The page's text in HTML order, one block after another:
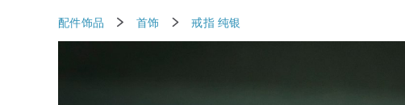
配件饰品 首饰 戒指 纯银